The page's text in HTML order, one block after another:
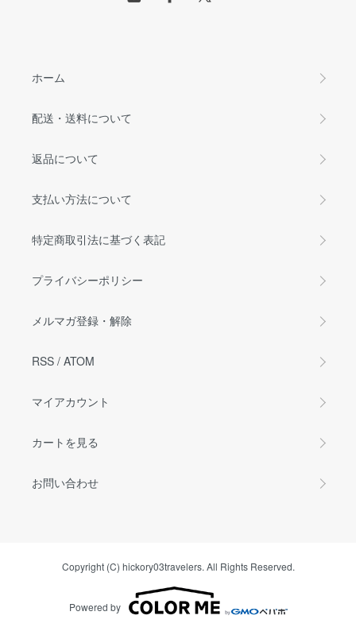
ホーム
配送・送料について
返品について
支払い方法について
特定商取引法に基づく表記
プライバシーポリシー
メルマガ登録・解除
RSS / ATOM
マイアカウント
カートを見る
お問い合わせ
Copyright (C) hickory03travelers. All Rights Reserved.
Powered by